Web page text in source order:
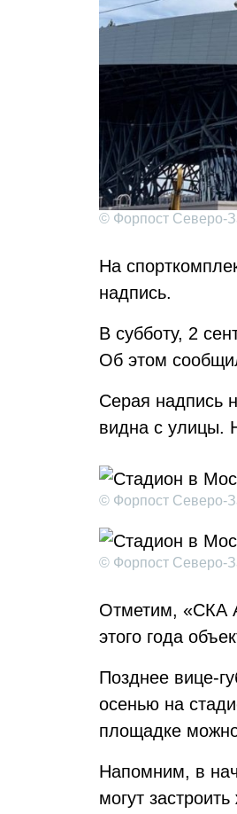
© Форпост Северо-
На
надпись.
В субботу, 2
Об этом
Серая надпись
видна с улицы.
© Форпост Северо-
© Форпост Северо-
Отметим, «СКА
этого года
Позднее вице-
осенью на
площадке
Напомним, в
могут